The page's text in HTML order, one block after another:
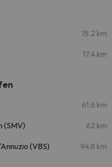
15.2 km
17.4 km
61.6 km
(SMV) 62 km
(VBS) 94.8 km